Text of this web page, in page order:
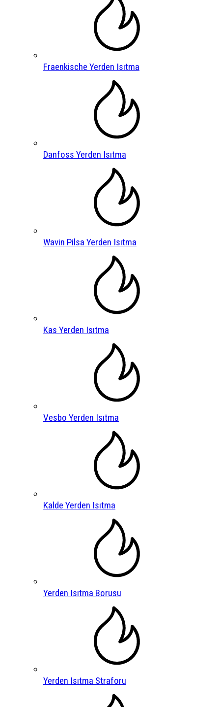
Fraenkische Yerden Isıtma
Danfoss Yerden Isıtma
Wavin Pilsa Yerden Isıtma
Kas Yerden Isıtma
Vesbo Yerden Isıtma
Kalde Yerden Isıtma
Yerden Isıtma Borusu
Yerden Isıtma Straforu